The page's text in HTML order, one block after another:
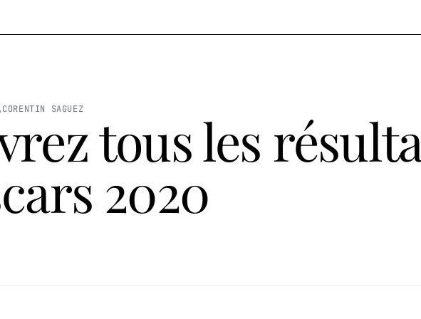
CORENTIN SAGUEZ tous les
2020